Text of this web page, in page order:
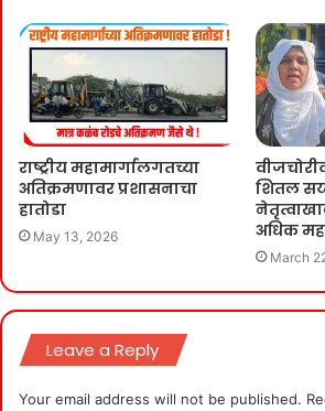
राष्ट्रीय महामार्गालगतच्या
अतिक्रमणावर प्रशासनाचा
हातोडा
May 13, 2026
शितल
अधिक
March
Leave a Reply
Your email address will not be published.